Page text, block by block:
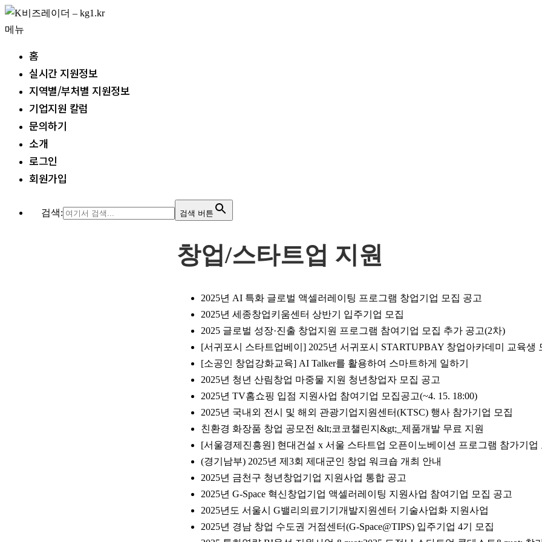
내
용
메뉴
홈
실시간 지원정보
지역별/부처별 지원정보
기업지원 칼럼
문의하기
소개
로그인
회원가입
검색: 검색 버튼
창업/스타트업 지원
2025년 AI 특화 글로벌 액셀러레이팅 프로그램 창업기업 모집 공고
2025년 세종창업키움센터 상반기 입주기업 모집
2025 글로벌 성장·진출 창업지원 프로그램 참여기업 모집 추가 공고(2차)
[서귀포시 스타트업베이] 2025년 서귀포시 STARTUPBAY 창업아카데미 교육생
[소공인 창업강화교육] AI Talker를 활용하여 스마트하게 일하기
2025년 청년 산림창업 마중물 지원 청년창업자 모집 공고
2025년 TV홈쇼핑 입점 지원사업 참여기업 모집공고(~4. 15. 18:00)
2025년 국내외 전시 및 해외 관광기업지원센터(KTSC) 행사 참가기업 모집
친환경 화장품 창업 공모전 &lt;코코챌린지&gt;_제품개발 무료 지원
[서울경제진흥원] 현대건설 x 서울 스타트업 오픈이노베이션 프로그램 참가기업
(경기남부) 2025년 제3회 제대군인 창업 워크숍 개최 안내
2025년 금천구 청년창업기업 지원사업 통합 공고
2025년 G-Space 혁신창업기업 액셀러레이팅 지원사업 참여기업 모집 공고
2025년도 서울시 G밸리의료기기개발지원센터 기술사업화 지원사업
2025년 경남 창업 수도권 거점센터(G-Space@TIPS) 입주기업 4기 모집